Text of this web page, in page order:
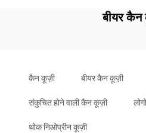
बीयर कैन
कैन कूज़ी बीयर कैन कूज़ी
संकुचित होने वाली कैन कूज़ी
थोक निओप्रीन कूज़ी